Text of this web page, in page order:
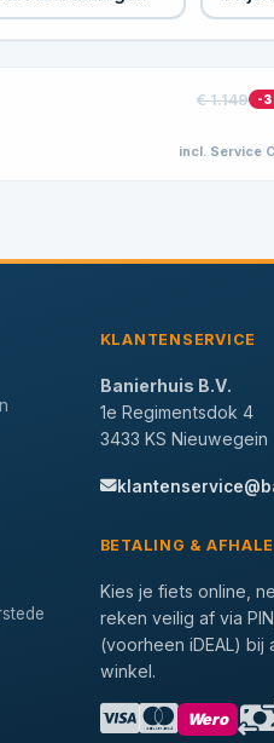
€ 1.149 -
incl. Service
KLANTENSERVICE
Banierhuis B.V.
1e Regimentsdok 4
3433 KS Nieuwegein
BETALING &
Kies je fiets online,
reken veilig af via
(voorheen iDEAL) bij
winkel.
Wero